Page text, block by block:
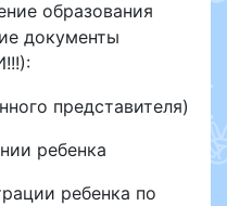
образования
документы
представителя)
ребенка
ребенка по